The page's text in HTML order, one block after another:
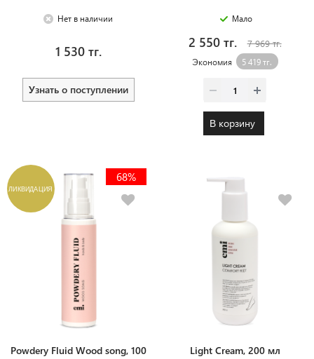
Нет в наличии
1 530 тг.
Узнать о поступлении
Мало
2 550 тг. 7 969 тг.
Экономия 5 419 тг.
В корзину
ЛИКВИДАЦИЯ
68%
Powdery Fluid Wood song, 100
Light Cream, 200 мл